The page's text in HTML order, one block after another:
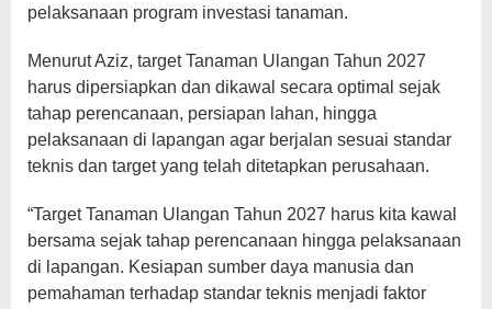
pelaksanaan program investasi tanaman.
Menurut Aziz, target Tanaman Ulangan Tahun 2027
harus dipersiapkan dan dikawal secara optimal sejak
tahap perencanaan, persiapan lahan, hingga
pelaksanaan di lapangan agar berjalan sesuai standar
teknis dan target yang telah ditetapkan perusahaan.
“Target Tanaman Ulangan Tahun 2027 harus kita kawal
bersama sejak tahap perencanaan hingga pelaksanaan
di lapangan. Kesiapan sumber daya manusia dan
pemahaman terhadap standar teknis menjadi faktor